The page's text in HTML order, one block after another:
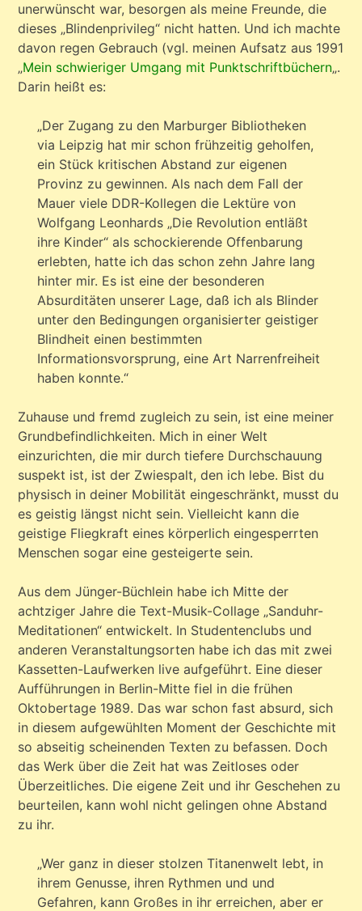
unerwünscht war, besorgen als meine Freunde, die
dieses „Blindenprivileg“ nicht hatten. Und ich machte
davon regen Gebrauch (vgl. meinen Aufsatz aus 1991
„Mein schwieriger Umgang mit Punktschriftbüchern„.
Darin heißt es:
„Der Zugang zu den Marburger Bibliotheken
via Leipzig hat mir schon frühzeitig geholfen,
ein Stück kritischen Abstand zur eigenen
Provinz zu gewinnen. Als nach dem Fall der
Mauer viele DDR-Kollegen die Lektüre von
Wolfgang Leonhards „Die Revolution entläßt
ihre Kinder“ als schockierende Offenbarung
erlebten, hatte ich das schon zehn Jahre lang
hinter mir. Es ist eine der besonderen
Absurditäten unserer Lage, daß ich als Blinder
unter den Bedingungen organisierter geistiger
Blindheit einen bestimmten
Informationsvorsprung, eine Art Narrenfreiheit
haben konnte.“
Zuhause und fremd zugleich zu sein, ist eine meiner
Grundbefindlichkeiten. Mich in einer Welt
einzurichten, die mir durch tiefere Durchschauung
suspekt ist, ist der Zwiespalt, den ich lebe. Bist du
physisch in deiner Mobilität eingeschränkt, musst du
es geistig längst nicht sein. Vielleicht kann die
geistige Fliegkraft eines körperlich eingesperrten
Menschen sogar eine gesteigerte sein.
Aus dem Jünger-Büchlein habe ich Mitte der
achtziger Jahre die Text-Musik-Collage „Sanduhr-
Meditationen“ entwickelt. In Studentenclubs und
anderen Veranstaltungsorten habe ich das mit zwei
Kassetten-Laufwerken live aufgeführt. Eine dieser
Aufführungen in Berlin-Mitte fiel in die frühen
Oktobertage 1989. Das war schon fast absurd, sich
in diesem aufgewühlten Moment der Geschichte mit
so abseitig scheinenden Texten zu befassen. Doch
das Werk über die Zeit hat was Zeitloses oder
Überzeitliches. Die eigene Zeit und ihr Geschehen zu
beurteilen, kann wohl nicht gelingen ohne Abstand
zu ihr.
„Wer ganz in dieser stolzen Titanenwelt lebt, in
ihrem Genusse, ihren Rythmen und und
Gefahren, kann Großes in ihr erreichen, aber er